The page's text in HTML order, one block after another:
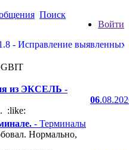
Войти
Поиск
выявленных
из ЭКСЕЛЬ -
:like:
06
- Терминалы
Нормально,